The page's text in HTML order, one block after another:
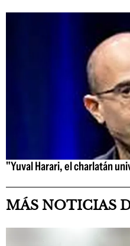
"Yuval Harari, el charlatán
MÁS NOTICIAS